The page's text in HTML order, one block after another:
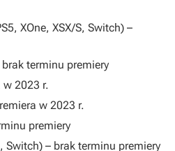
XOne, XSX/S, Switch) –
brak terminu premiery
w 2023 r.
w 2023 r.
premiery
Switch) – brak terminu premiery